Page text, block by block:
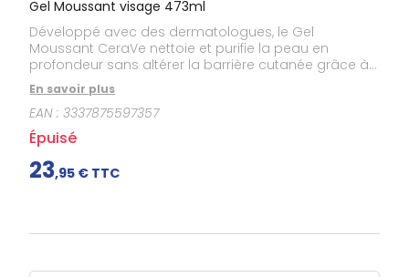
Gel Moussant visage 473ml
Développé avec des dermatologues, le Gel
Moussant CeraVe nettoie et purifie la peau en
profondeur sans altérer la barrière cutanée grâce à
sa formule enrichie aux 3 céramides essentiels et à
l'acide hyaluronique. Élimine efficacement l'excès de
sébum, les impuretés et le maquillage pour un fini
peau doux. Formule idéale dans le cadre d'un usage
quotidien, en particulier pour les peaux normales à
mixtes et grasses à tendance acnéique. Texture
fraîche et moussante. Visage et cou. Sans parfum.
En savoir plus
EAN :3337875597357
Épuisé
23,95 € TTC